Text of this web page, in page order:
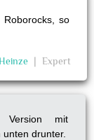
so
Expert
Version mit
drunter.